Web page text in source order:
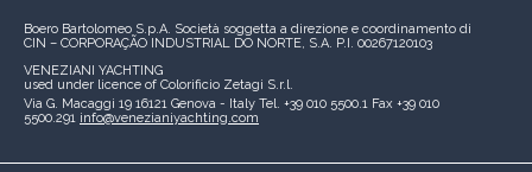
Boero Bartolomeo S.p.A. Società soggetta a direzione e coordinamento di
CIN – CORPORAÇÃO INDUSTRIAL DO NORTE, S.A. P.I. 00267120103
VENEZIANI YACHTING
used under licence of Colorificio Zetagi S.r.l.
Via G. Macaggi 19 16121 Genova - Italy Tel. +39 010 5500.1 Fax +39 010
5500.291 info@venezianiyachting.com